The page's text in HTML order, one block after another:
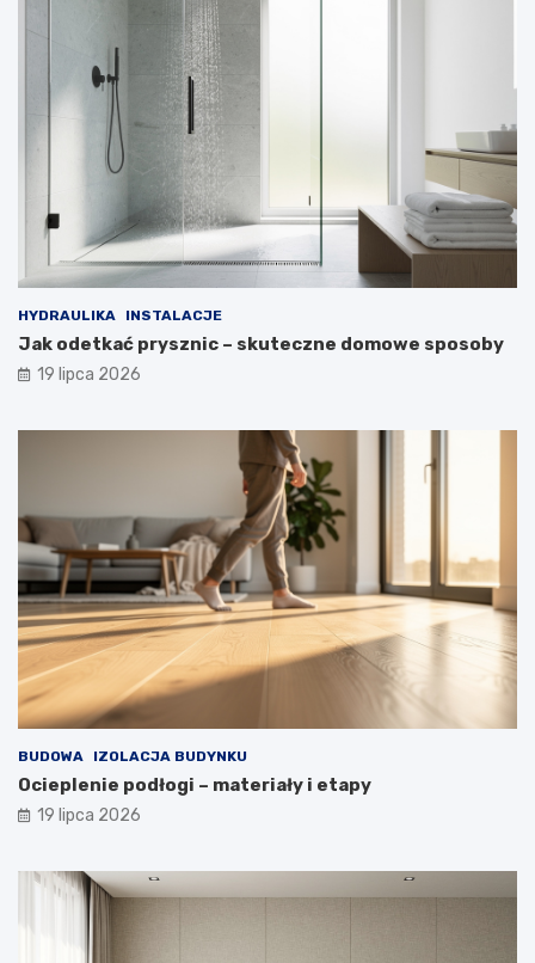
HYDRAULIKA INSTALACJE
Jak odetkać prysznic – skuteczne domowe sposoby
19 lipca 2026
BUDOWA IZOLACJA BUDYNKU
Ocieplenie podłogi – materiały i etapy
19 lipca 2026